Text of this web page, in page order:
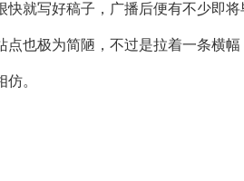
就写好稿子，广播后便有不少即将
也极为简陋，不过是拉着一条横幅
。